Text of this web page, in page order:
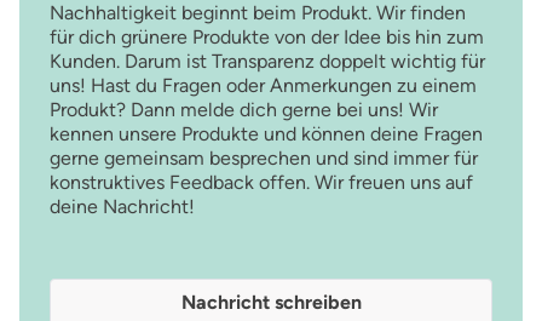
Nachhaltigkeit beginnt beim Produkt. Wir finden
für dich grünere Produkte von der Idee bis hin zum
Kunden. Darum ist Transparenz doppelt wichtig für
uns! Hast du Fragen oder Anmerkungen zu einem
Produkt? Dann melde dich gerne bei uns! Wir
kennen unsere Produkte und können deine Fragen
gerne gemeinsam besprechen und sind immer für
konstruktives Feedback offen. Wir freuen uns auf
deine Nachricht!
Nachricht schreiben